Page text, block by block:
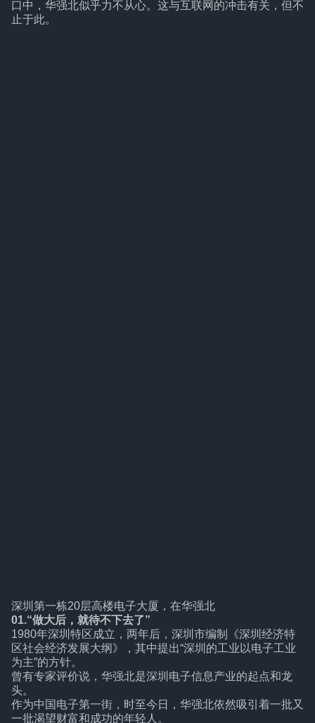
口中，华强北似乎力不从心。这与互联网的冲击有关，但不
止于此。
深圳第一栋20层高楼电子大厦，在华强北
01.“做大后，就待不下去了”
1980年深圳特区成立，两年后，深圳市编制《深圳经济特
区社会经济发展大纲》，其中提出“深圳的工业以电子工业
为主”的方针。
曾有专家评价说，华强北是深圳电子信息产业的起点和龙
头。
作为中国电子第一街，时至今日，华强北依然吸引着一批又
一批渴望财富和成功的年轻人。